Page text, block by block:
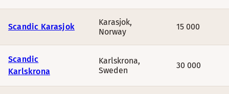
Scandic Karasjok Karasjok,
Norway
15 000
Scandic
Karlskrona
Karlskrona,
Sweden
30 000